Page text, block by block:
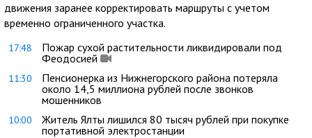
движения заранее корректировать маршруты с учетом
временно ограниченного участка.
17:48
Пожар сухой растительности ликвидировали под
Феодосией
11:30
Пенсионерка из Нижнегорского района потеряла
около 14,5 миллиона рублей после звонков
мошенников
10:00
Житель Ялты лишился 80 тысяч рублей при покупке
портативной электростанции